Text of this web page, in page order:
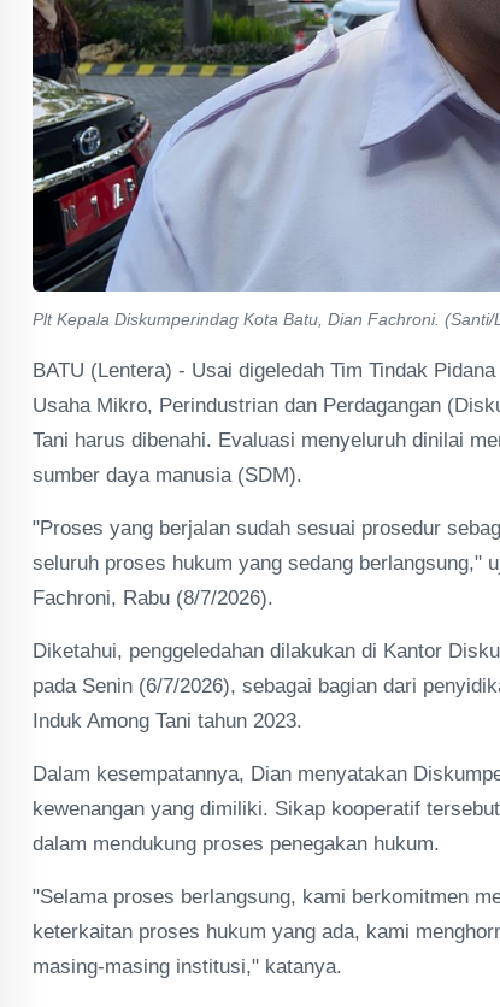
Plt Kepala Diskumperindag Kota Batu, Dian Fachroni. (Santi/
BATU (Lentera) - Usai digeledah Tim Tindak
Usaha Mikro, Perindustrian dan Perdagangan
Tani harus dibenahi. Evaluasi menyeluruh dinilai
sumber daya manusia (SDM).
"Proses yang berjalan sudah sesuai prosedur
seluruh proses hukum yang sedang berlangsung,"
Fachroni, Rabu (8/7/2026).
Diketahui, penggeledahan dilakukan di Kantor
pada Senin (6/7/2026), sebagai bagian dari
Induk Among Tani tahun 2023.
Dalam kesempatannya, Dian menyatakan
kewenangan yang dimiliki. Sikap kooperatif
dalam mendukung proses penegakan hukum.
"Selama proses berlangsung, kami berkomitmen
keterkaitan proses hukum yang ada, kami
masing-masing institusi," katanya.